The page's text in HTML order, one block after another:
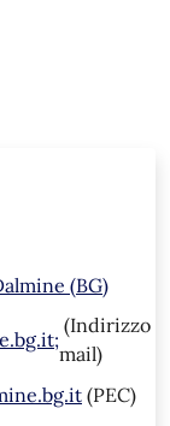
(BG)
(Indirizzo
mail)
(PEC)